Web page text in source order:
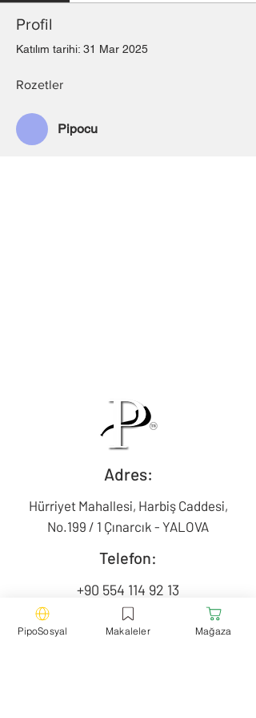
Profil
Katılım tarihi: 31 Mar 2025
Rozetler
Pipocu
Adres:
Hürriyet Mahallesi, Harbiş Caddesi,
No.199 / 1 Çınarcık - YALOVA
Telefon:
+90 554 114 92 13
Mail:
PipoSosyal Makaleler Mağaza